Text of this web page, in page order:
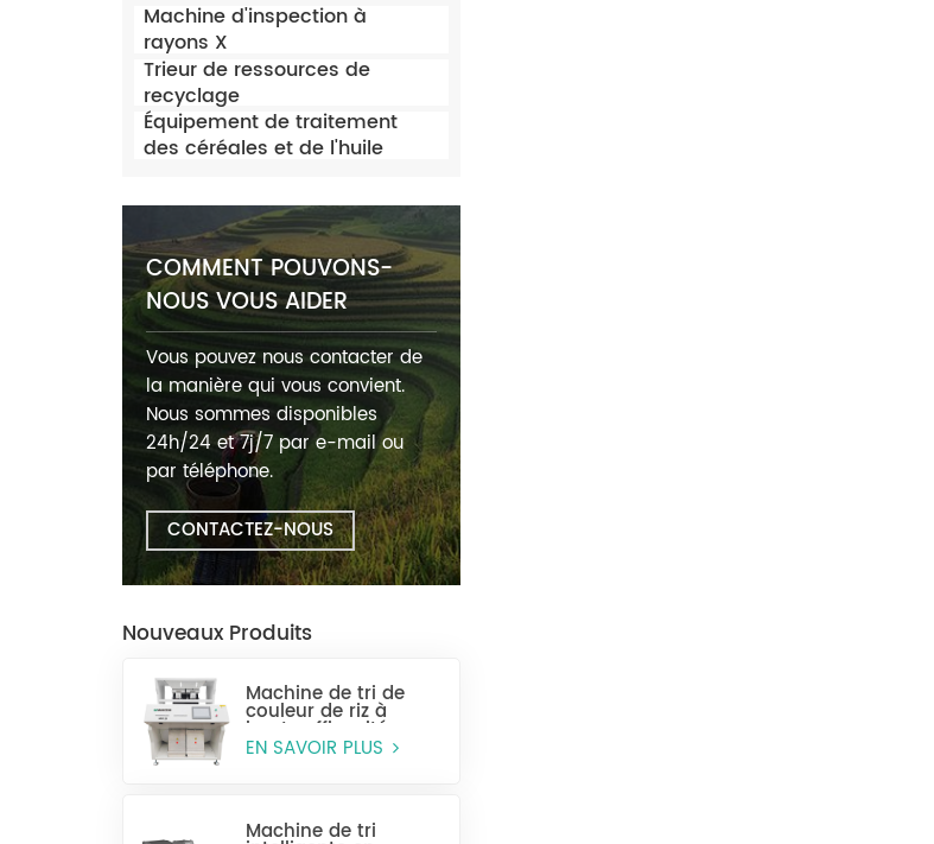
Machine d'inspection à
rayons X
Trieur de ressources de
recyclage
Équipement de traitement
des céréales et de l'huile
COMMENT POUVONS-
NOUS VOUS AIDER
Vous pouvez nous contacter de
la manière qui vous convient.
Nous sommes disponibles
24h/24 et 7j/7 par e-mail ou
par téléphone.
CONTACTEZ-NOUS
Nouveaux Produits
Machine de tri de
couleur de riz à
haute efficacité
MR128
EN SAVOIR PLUS
Machine de tri